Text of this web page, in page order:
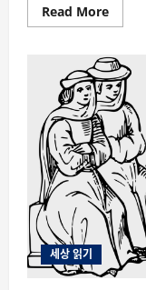
Read MoreRead
more
손
잡
이
는
정
더
창
의
적
일
까?
세상 읽기